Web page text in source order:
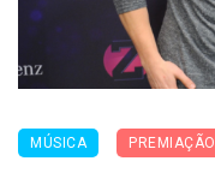
MÚSICA PREMIAÇÃO